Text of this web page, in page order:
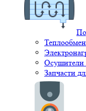
Осушители
Запчасти